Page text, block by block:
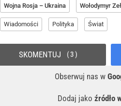
Wojna Rosja – Ukraina Wołodymyr
Wiadomości Polityka Świat
Obserwuj nas w
Dodaj jako źródło
SKOMENTUJ 3